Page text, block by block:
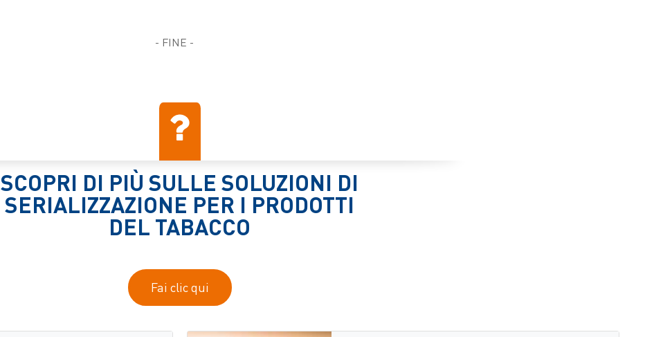
- FINE -
SCOPRI DI PIÙ SULLE SOLUZIONI DI
SERIALIZZAZIONE PER I PRODOTTI
DEL TABACCO
Fai clic qui